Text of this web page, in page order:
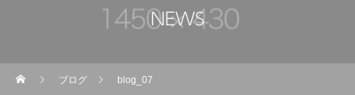
NEWS
ブログ blog_07